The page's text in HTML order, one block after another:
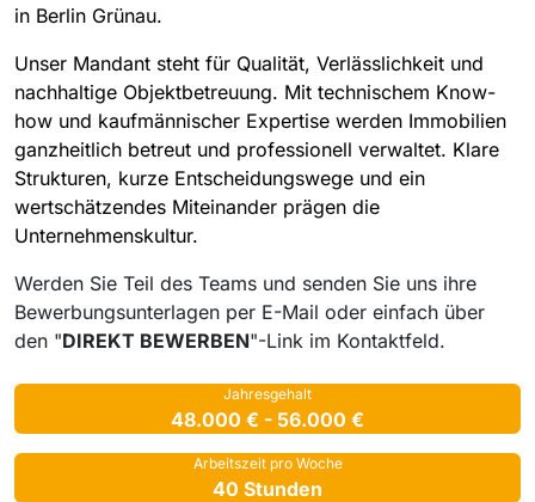
in Berlin Grünau.
Unser Mandant steht für Qualität, Verlässlichkeit und
nachhaltige Objektbetreuung. Mit technischem Know-
how und kaufmännischer Expertise werden Immobilien
ganzheitlich betreut und professionell verwaltet. Klare
Strukturen, kurze Entscheidungswege und ein
wertschätzendes Miteinander prägen die
Unternehmenskultur.
Werden Sie Teil des Teams und senden Sie uns ihre
Bewerbungsunterlagen per E-Mail oder einfach über
den "DIREKT BEWERBEN"-Link im Kontaktfeld.
Jahresgehalt
48.000 € - 56.000 €
Arbeitszeit pro Woche
40 Stunden